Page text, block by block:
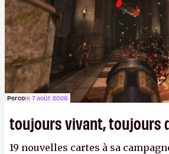
Wii. N.M.
Percole 7 août 2026
toujours vivant, toujours
19 nouvelles cartes à sa